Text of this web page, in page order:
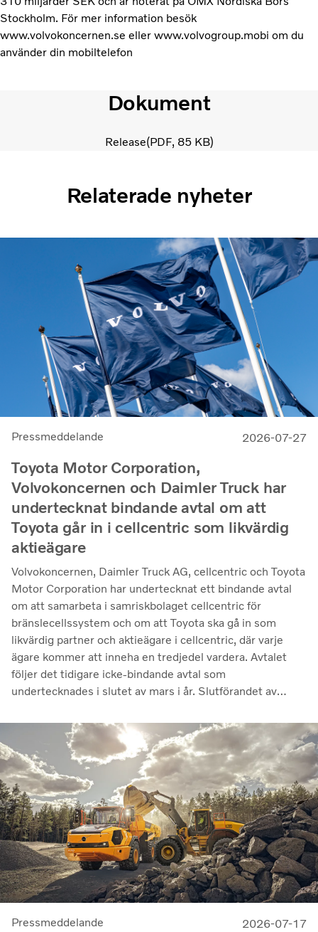
Stockholm. För mer information besök
www.volvokoncernen.se eller www.volvogroup.mobi om du
använder din mobiltelefon
Dokument
Release PDF 85 KB
Relaterade nyheter
Pressmeddelande 2026-07-27
Toyota Motor Corporation,
Volvokoncernen och Daimler Truck har
undertecknat bindande avtal om att
Toyota går in i cellcentric som likvärdig
aktieägare
Volvokoncernen, Daimler Truck AG, cellcentric och Toyota
Motor Corporation har undertecknat ett bindande avtal
om att samarbeta i samriskbolaget cellcentric för
bränslecellssystem och om att Toyota ska gå in som
likvärdig partner och aktieägare i cellcentric, där varje
ägare kommer att inneha en tredjedel vardera. Avtalet
följer det tidigare icke-bindande avtal som
undertecknades i slutet av mars i år. Slutförandet av
godkännanden erhålls. Genom samarbetet avser parterna
att stärka cellcentrics position som en ledande utvecklare
och producent av bränslecellssystem för tunga
kommersiella tillämpningar.
Pressmeddelande 2026-07-17